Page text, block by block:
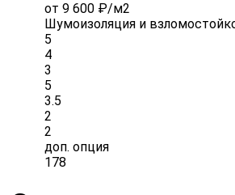
от 9 600 ₽/м2
Шумоизоляция и
5
4
3
5
3.5
2
2
доп. опция
178